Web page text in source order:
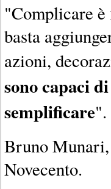
"Complicare
basta
azioni,
sono capaci
semplificare".
Bruno
Novecento.